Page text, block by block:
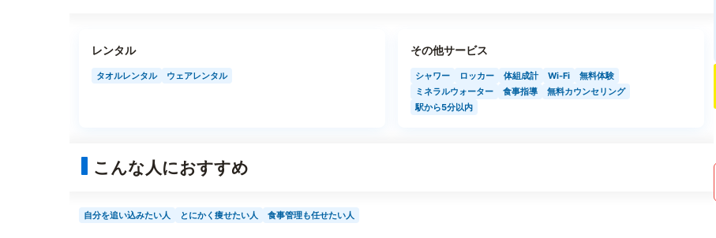
レンタル
タオルレンタル ウェアレンタル
その他サービス
シャワー ロッカー 体組成計 Wi-Fi
無料体験
ミネラルウォーター
食事指導
無料カウンセリング
駅から5分以内
こんな人におすすめ
自分を追い込みたい人 とにかく痩せたい人 食事管理も任せたい人